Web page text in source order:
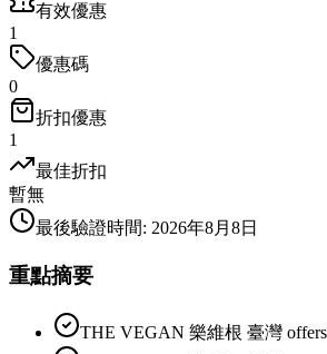
有效優惠
1
優惠碼
0
折扣優惠
1
最佳折扣
暫無
最後驗證時間: 2026年8月8日
重點摘要
THE VEGAN 樂維根 臺灣 offers